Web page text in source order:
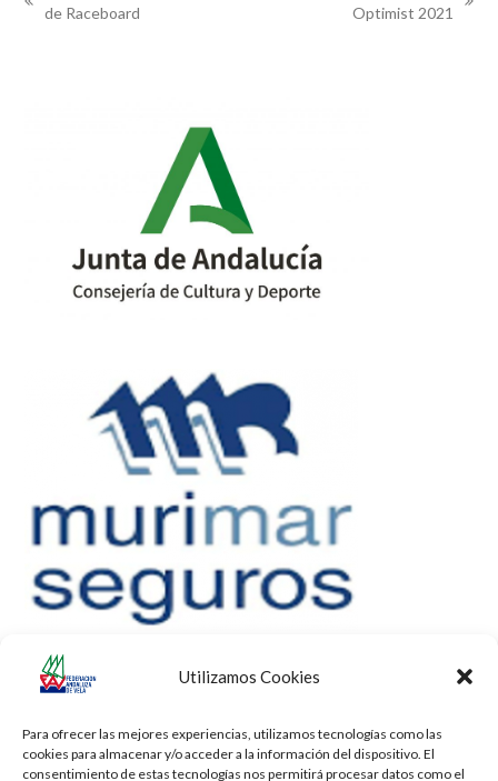
Utilizamos Cookies
Para ofrecer las mejores experiencias, utilizamos tecnologías como las
cookies para almacenar y/o acceder a la información del dispositivo. El
consentimiento de estas tecnologías nos permitirá procesar datos como el
previous
de Raceboard
Optimist 2021